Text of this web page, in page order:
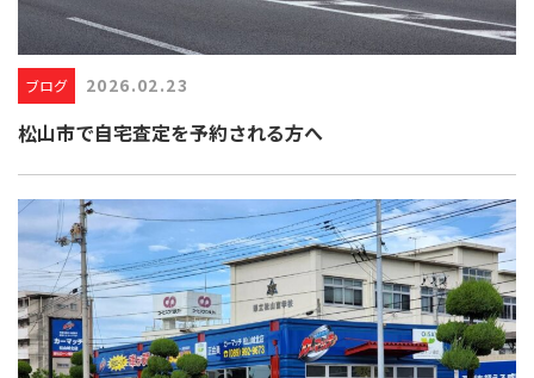
ブログ 2026.02.23
松山市で自宅査定を予約される方へ